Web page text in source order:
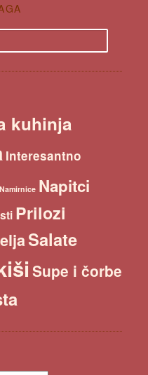
kuhinja
Interesantno
Namirnice Napitci
Prilozi
Salate
Supe i čorbe